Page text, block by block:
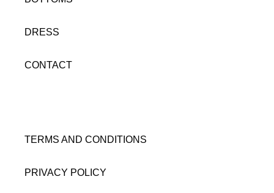
DRESS
CONTACT
TERMS AND CONDITIONS
PRIVACY POLICY